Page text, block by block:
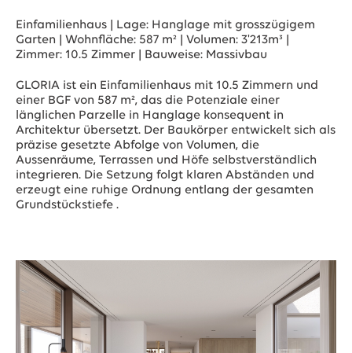
Einfamilienhaus | Lage: Hanglage mit grosszügigem
Garten | Wohnfläche: 587 m² | Volumen: 3'213m³ |
Zimmer: 10.5 Zimmer | Bauweise: Massivbau
GLORIA ist ein Einfamilienhaus mit 10.5 Zimmern und
einer BGF von 587 m², das die Potenziale einer
länglichen Parzelle in Hanglage konsequent in
Architektur übersetzt. Der Baukörper entwickelt sich als
präzise gesetzte Abfolge von Volumen, die
Aussenräume, Terrassen und Höfe selbstverständlich
integrieren. Die Setzung folgt klaren Abständen und
erzeugt eine ruhige Ordnung entlang der gesamten
Grundstückstiefe .